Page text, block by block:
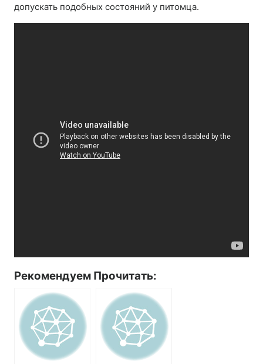
допускать подобных состояний у питомца.
Рекомендуем Прочитать: